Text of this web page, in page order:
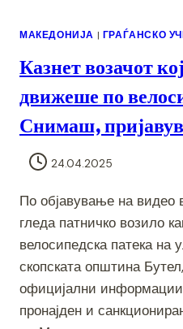
МАКЕДОНИЈА | ГРАЃАНСКО
Казнет возачот
движеше по
Снимаш,
24.04.2025
По објавување на видео
гледа патничко возило
велосипедска патека на
скопската општина
официјални информации
пронајден и